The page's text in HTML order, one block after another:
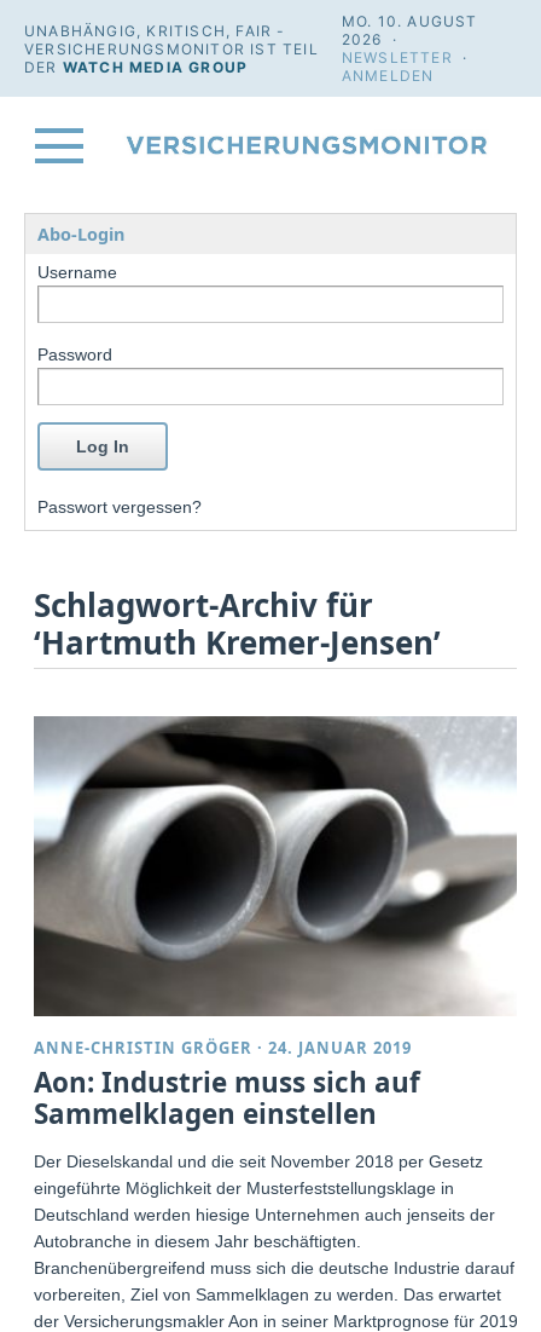
UNABHÄNGIG, KRITISCH, FAIR -
VERSICHERUNGSMONITOR IST TEIL
DER WATCH MEDIA GROUP
MO. 10. AUGUST
2026 ·
NEWSLETTER
·
ANMELDEN
Abo-Login
Username
Password
Passwort vergessen?
Schlagwort-Archiv für
‘Hartmuth Kremer-Jensen’
ANNE-CHRISTIN GRÖGER ·24. JANUAR 2019
Aon: Industrie muss sich auf
Sammelklagen einstellen
Der Dieselskandal und die seit November 2018 per Gesetz
eingeführte Möglichkeit der Musterfeststellungsklage in
Deutschland werden hiesige Unternehmen auch jenseits der
Autobranche in diesem Jahr beschäftigten.
Branchenübergreifend muss sich die deutsche Industrie darauf
vorbereiten, Ziel von Sammelklagen zu werden. Das erwartet
der Versicherungsmakler Aon in seiner Marktprognose für 2019.